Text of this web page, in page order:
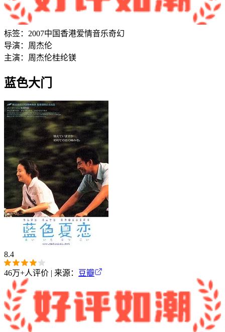
标签： 2007中国香港爱情音乐奇幻
导演： 周杰伦
主演： 周杰伦桂纶镁
蓝色大门
8.4
46万+人评价 | 来源： 豆瓣